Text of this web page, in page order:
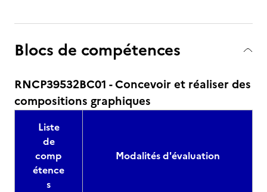
Blocs de compétences
RNCP39532BC01 - Concevoir et réaliser des
compositions graphiques
Liste
de
comp
étence
s
Modalités d'évaluation